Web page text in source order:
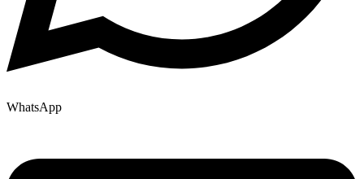
WhatsApp